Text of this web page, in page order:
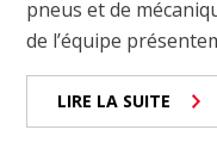
pneus et de
de l’équipe
LIRE LA SUITE